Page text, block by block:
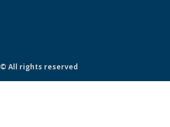
© All rights reserved